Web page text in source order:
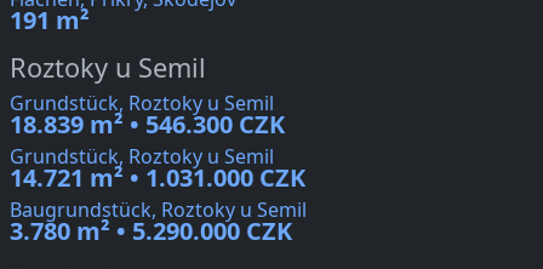
191 m²
Roztoky u Semil
Grundstück, Roztoky u Semil
18.839 m² • 546.300 CZK
Grundstück, Roztoky u Semil
14.721 m² • 1.031.000 CZK
Baugrundstück, Roztoky u Semil
3.780 m² • 5.290.000 CZK